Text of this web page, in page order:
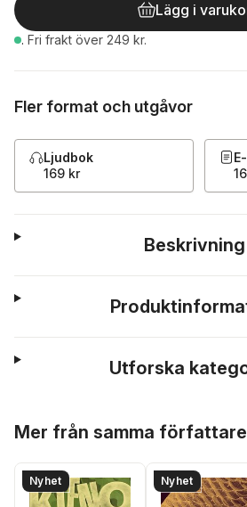
Lägg i
. Fri frakt över 249 kr.
Fler format och utgåvor
Ljudbok
169 kr
Beskrivning
Utforska
Mer från samma författare
Nyhet Nyhet